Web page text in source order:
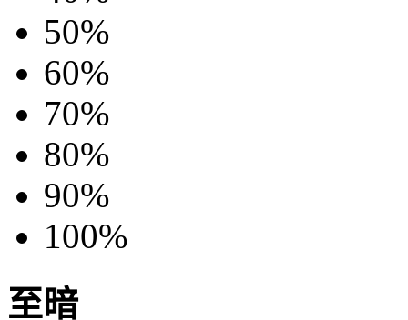
50%
60%
70%
80%
90%
100%
至暗